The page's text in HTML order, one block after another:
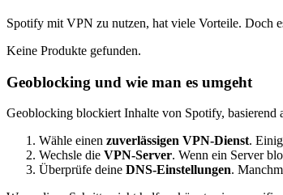
Spotify mit VPN zu nutzen, hat viele Vorteile. Doch
Keine Produkte gefunden.
Geoblocking und wie man es umgeht
Geoblocking blockiert Inhalte von Spotify,
Wähle einen zuverlässigen VPN-Dienst.
Wechsle die VPN-Server. Wenn ein Server
Überprüfe deine DNS-Einstellungen.